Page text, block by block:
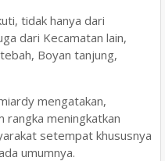
tidak hanya dari
dari Kecamatan lain,
Boyan tanjung,
mengatakan,
meningkatkan
setempat khususnya
umumnya.